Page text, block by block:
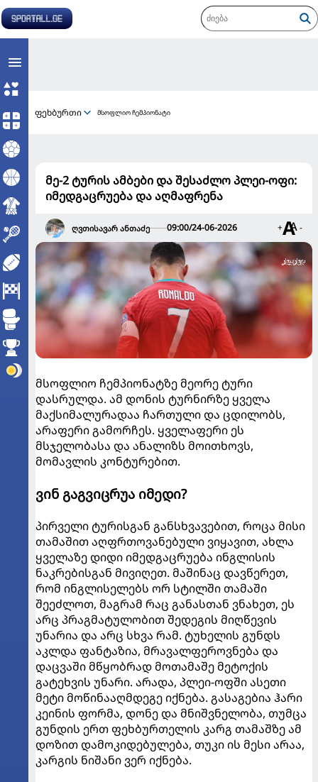
ფეხბურთი მსოფლიო ჩემპიონატი
მე-2 ტურის ამბები და შესაძლო პლეი-ოფი:
იმედგაცრუება და აღმაფრენა
ღვთისავარ ანთაძე 09:00/24-06-2026 + -
მსოფლიო ჩემპიონატზე მეორე ტური
დასრულდა. ამ დონის ტურნირზე ყველა
მაქსიმალურადაა ჩართული და ცდილობს,
არაფერი გამორჩეს. ყველაფერი ეს
მსჯელობასა და ანალიზს მოითხოვს,
მომავლის კონტურებით.
ვინ გაგვიცრუა იმედი?
პირველი ტურისგან განსხვავებით, როცა მისი
თამაშით აღფრთოვანებული ვიყავით, ახლა
ყველაზე დიდი იმედგაცრუება ინგლისის
ნაკრებისგან მივიღეთ. მაშინაც დავწერეთ,
რომ ინგლისელებს ორ სტილში თამაში
შეეძლოთ, მაგრამ რაც განასთან ვნახეთ, ეს
არც პრაგმატულობით შედეგის მიღწევის
უნარია და არც სხვა რამ. ტუხელის გუნდს
აკლდა ფანტაზია, მრავალფეროვნება და
დაცვაში მწყობრად მოთამაშე მეტოქის
გატეხვის უნარი. არადა, პლეი-ოფში ასეთი
მეტი მოწინააღმდეგე იქნება. გასაგებია ჰარი
კეინის ფორმა, დონე და მნიშვნელობა, თუმცა
გუნდის ერთ ფეხბურთელის კარგ თამაშზე ამ
დოზით დამოკიდებულება, თუკი ის მესი არაა,
კარგის ნიშანი ვერ იქნება.